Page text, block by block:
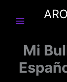
Mi